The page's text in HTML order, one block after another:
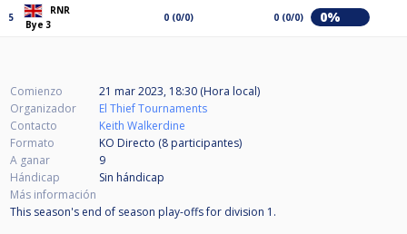
5
RNR
Bye 3
0 (0/0) 0 (0/0) 0%
Comienzo
21 mar 2023, 18:30 (Hora local)
Organizador
El Thief Tournaments
Contacto
Keith Walkerdine
Formato
KO Directo (8 participantes)
A ganar
9
Hándicap
Sin hándicap
Más información
This season's end of season play-offs for division 1.